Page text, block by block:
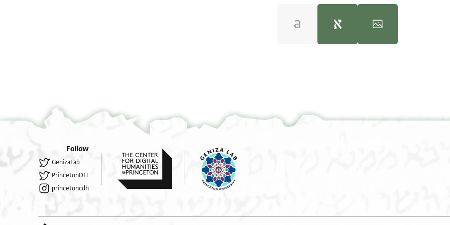
Follow
GenizaLab
PrincetonDH
princetoncdh